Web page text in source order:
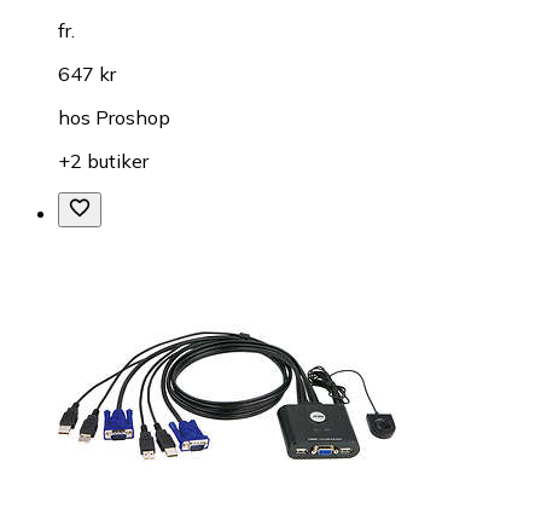
fr.
647 kr
hos Proshop
+2 butiker